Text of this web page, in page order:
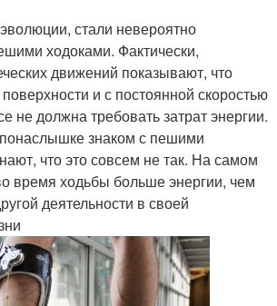
стали невероятно
ходоками. Фактически,
движений показывают, что
и с постоянной скоростью
не должна требовать затрат энергии.
знаком с пешими
что это совсем не так. На самом
время ходьбы больше энергии, чем
деятельности в своей